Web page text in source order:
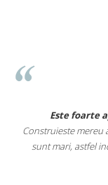
Este foarte
Construieste mereu
sunt mari, astfel